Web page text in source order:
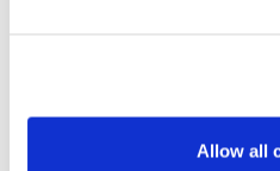
Allow all
Исторический дом